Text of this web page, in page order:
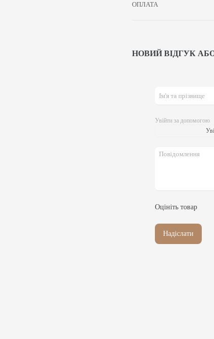
ОПЛАТА
НОВИЙ ВІДГУК
Увійти за допомогою
Оцініть товар
Надіслати